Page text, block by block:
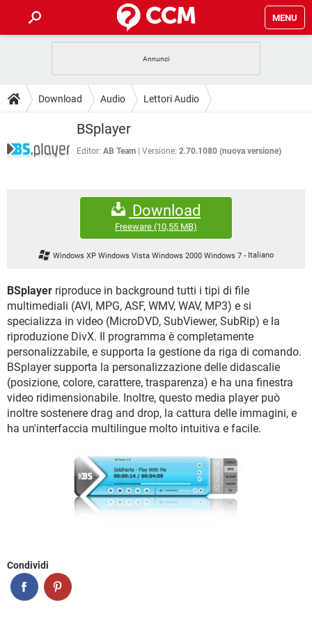
MENU
INTRATTENIMENTO ANDROID
INSTAGRAM WHATSAPP
GUIDE
COVID-19
FACEBOOK
COVID-19 GAMING
WINDOWS 10
WHATSAPP
FORUM
ANDROID
WINDOWS 10
INSTAGRAM WHATSAPP
HARDWARE
GAMING
INSTAGRAM WHATSAPP
TIKTOK FACEBOOK
HARDWARE
Download Audio Lettori Audio
BSplayer
Editor: AB Team Versione: 2.70.1080 (nuova versione)
Download
Freeware (10,55 MB)
Windows XP Windows Vista Windows 2000 Windows 7 - Italiano
BSplayer riproduce in background tutti i tipi di file
multimediali (AVI, MPG, ASF, WMV, WAV, MP3) e si
specializza in video (MicroDVD, SubViewer, SubRip) e la
riproduzione DivX. Il programma è completamente
personalizzabile, e supporta la gestione da riga di comando.
BSplayer supporta la personalizzazione delle didascalie
(posizione, colore, carattere, trasparenza) e ha una finestra
video ridimensionabile. Inoltre, questo media player può
inoltre sostenere drag and drop, la cattura delle immagini, e
ha un'interfaccia multilingue molto intuitiva e facile.
Condividi